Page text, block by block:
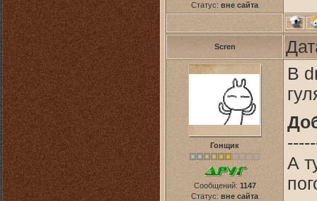
Статус: вне сайта
Scren
Гонщик
Сообщений: 1147
Статус: вне сайта
В
А